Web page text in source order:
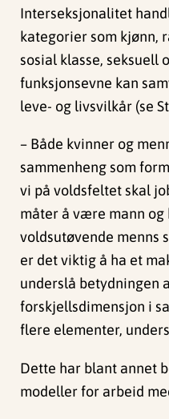
Interseksjonalitet
kategorier som kjønn,
sosial klasse, seksuell
funksjonsevne kan
leve- og livsvilkår (se
– Både kvinner og
sammenheng som
vi på voldsfeltet skal
måter å være mann og
voldsutøvende menns
er det viktig å ha et
underslå betydningen
forskjellsdimensjon i
flere elementer,
Dette har blant annet
modeller for arbeid